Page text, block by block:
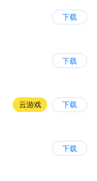
下载
下载
云游戏 下载
下载